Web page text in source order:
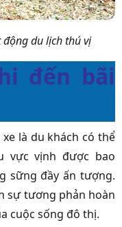
du lịch thú vị
đến bãi
là du khách có thể
vực vịnh được bao
sững đầy ấn tượng.
sự tương phản hoàn
cuộc sống đô thị.